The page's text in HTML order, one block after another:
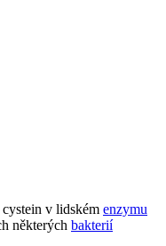
cystein v lidském enzymu
některých bakterií